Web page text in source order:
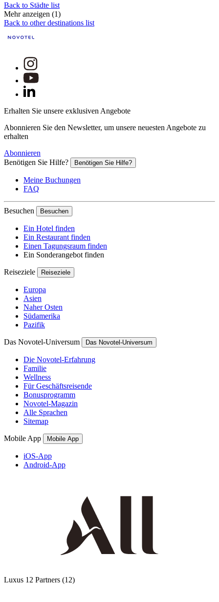
Back to Städte list
Mehr anzeigen (1)
Back to other destinations list
Erhalten Sie unsere exklusiven Angebote
Abonnieren Sie den Newsletter, um unsere neuesten Angebote zu
erhalten
Abonnieren
Benötigen Sie Hilfe?
Benötigen Sie Hilfe?
Meine Buchungen
FAQ
Besuchen Besuchen
Ein Hotel finden
Ein Restaurant finden
Einen Tagungsraum finden
Ein Sonderangebot finden
Reiseziele Reiseziele
Europa
Asien
Naher Osten
Südamerika
Pazifik
Das Novotel-Universum Das Novotel-Universum
Die Novotel-Erfahrung
Familie
Wellness
Für Geschäftsreisende
Bonusprogramm
Novotel-Magazin
Alle Sprachen
Sitemap
Mobile App Mobile App
iOS-App
Android-App
Luxus 12 Partners (12)